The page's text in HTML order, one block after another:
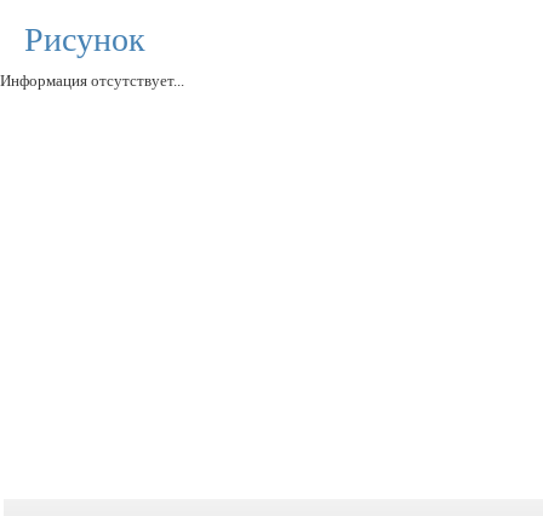
Рисунок
Информация отсутствует...